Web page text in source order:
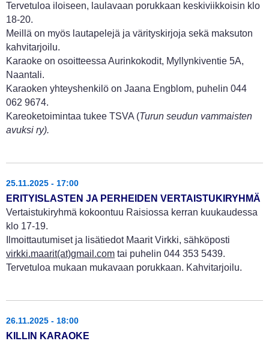
Tervetuloa iloiseen, laulavaan porukkaan keskiviikkoisin klo
18-20.
Meillä on myös lautapelejä ja värityskirjoja sekä maksuton
kahvitarjoilu.
Karaoke on osoitteessa Aurinkokodit, Myllynkiventie 5A,
Naantali.
Karaoken yhteyshenkilö on Jaana Engblom, puhelin 044
062 9674.
Kareoketoimintaa tukee TSVA (Turun seudun vammaisten
avuksi ry).
25.11.2025 - 17:00
ERITYISLASTEN JA PERHEIDEN VERTAISTUKIRYHMÄ
Vertaistukiryhmä kokoontuu Raisiossa kerran kuukaudessa
klo 17-19.
Ilmoittautumiset ja lisätiedot Maarit Virkki, sähköposti
virkki.maarit(at)gmail.com tai puhelin 044 353 5439.
Tervetuloa mukaan mukavaan porukkaan. Kahvitarjoilu.
26.11.2025 - 18:00
KILLIN KARAOKE